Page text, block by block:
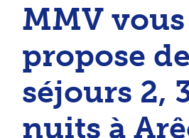
MMV vous
propose
séjours 2,
nuits à